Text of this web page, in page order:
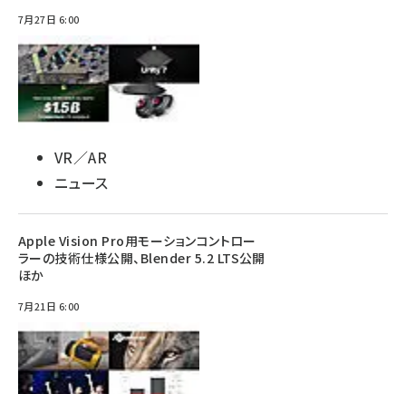
7月27日 6:00
VR／AR
ニュース
Apple Vision Pro用モーションコントロー
ラーの技術仕様公開、Blender 5.2 LTS公開
ほか
7月21日 6:00